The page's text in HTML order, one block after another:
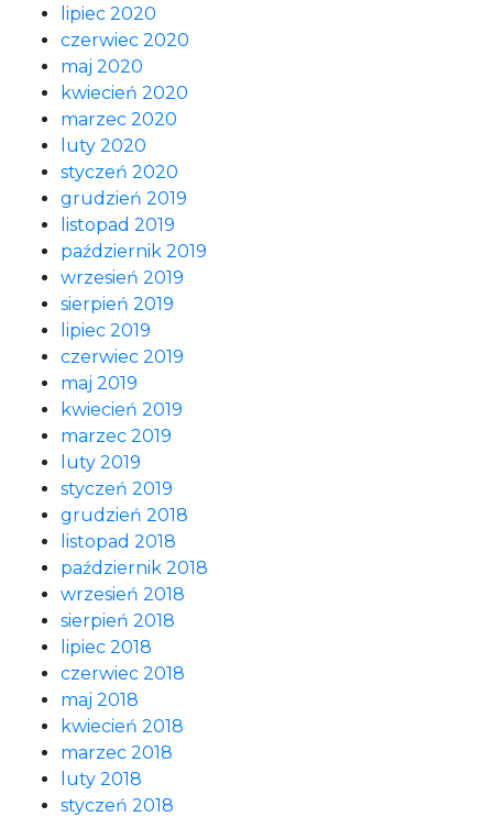
lipiec 2020
czerwiec 2020
maj 2020
kwiecień 2020
marzec 2020
luty 2020
styczeń 2020
grudzień 2019
listopad 2019
październik 2019
wrzesień 2019
sierpień 2019
lipiec 2019
czerwiec 2019
maj 2019
kwiecień 2019
marzec 2019
luty 2019
styczeń 2019
grudzień 2018
listopad 2018
październik 2018
wrzesień 2018
sierpień 2018
lipiec 2018
czerwiec 2018
maj 2018
kwiecień 2018
marzec 2018
luty 2018
styczeń 2018